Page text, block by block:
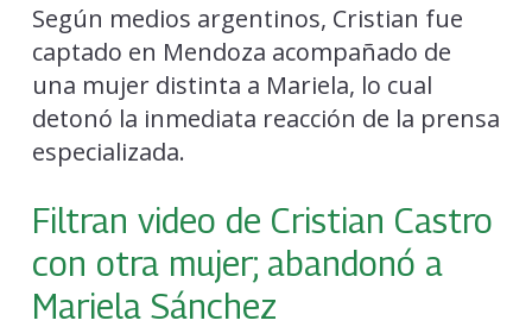
Según medios argentinos, Cristian fue
captado en Mendoza acompañado de
una mujer distinta a Mariela, lo cual
detonó la inmediata reacción de la prensa
especializada.
Filtran video de Cristian Castro
con otra mujer; abandonó a
Mariela Sánchez